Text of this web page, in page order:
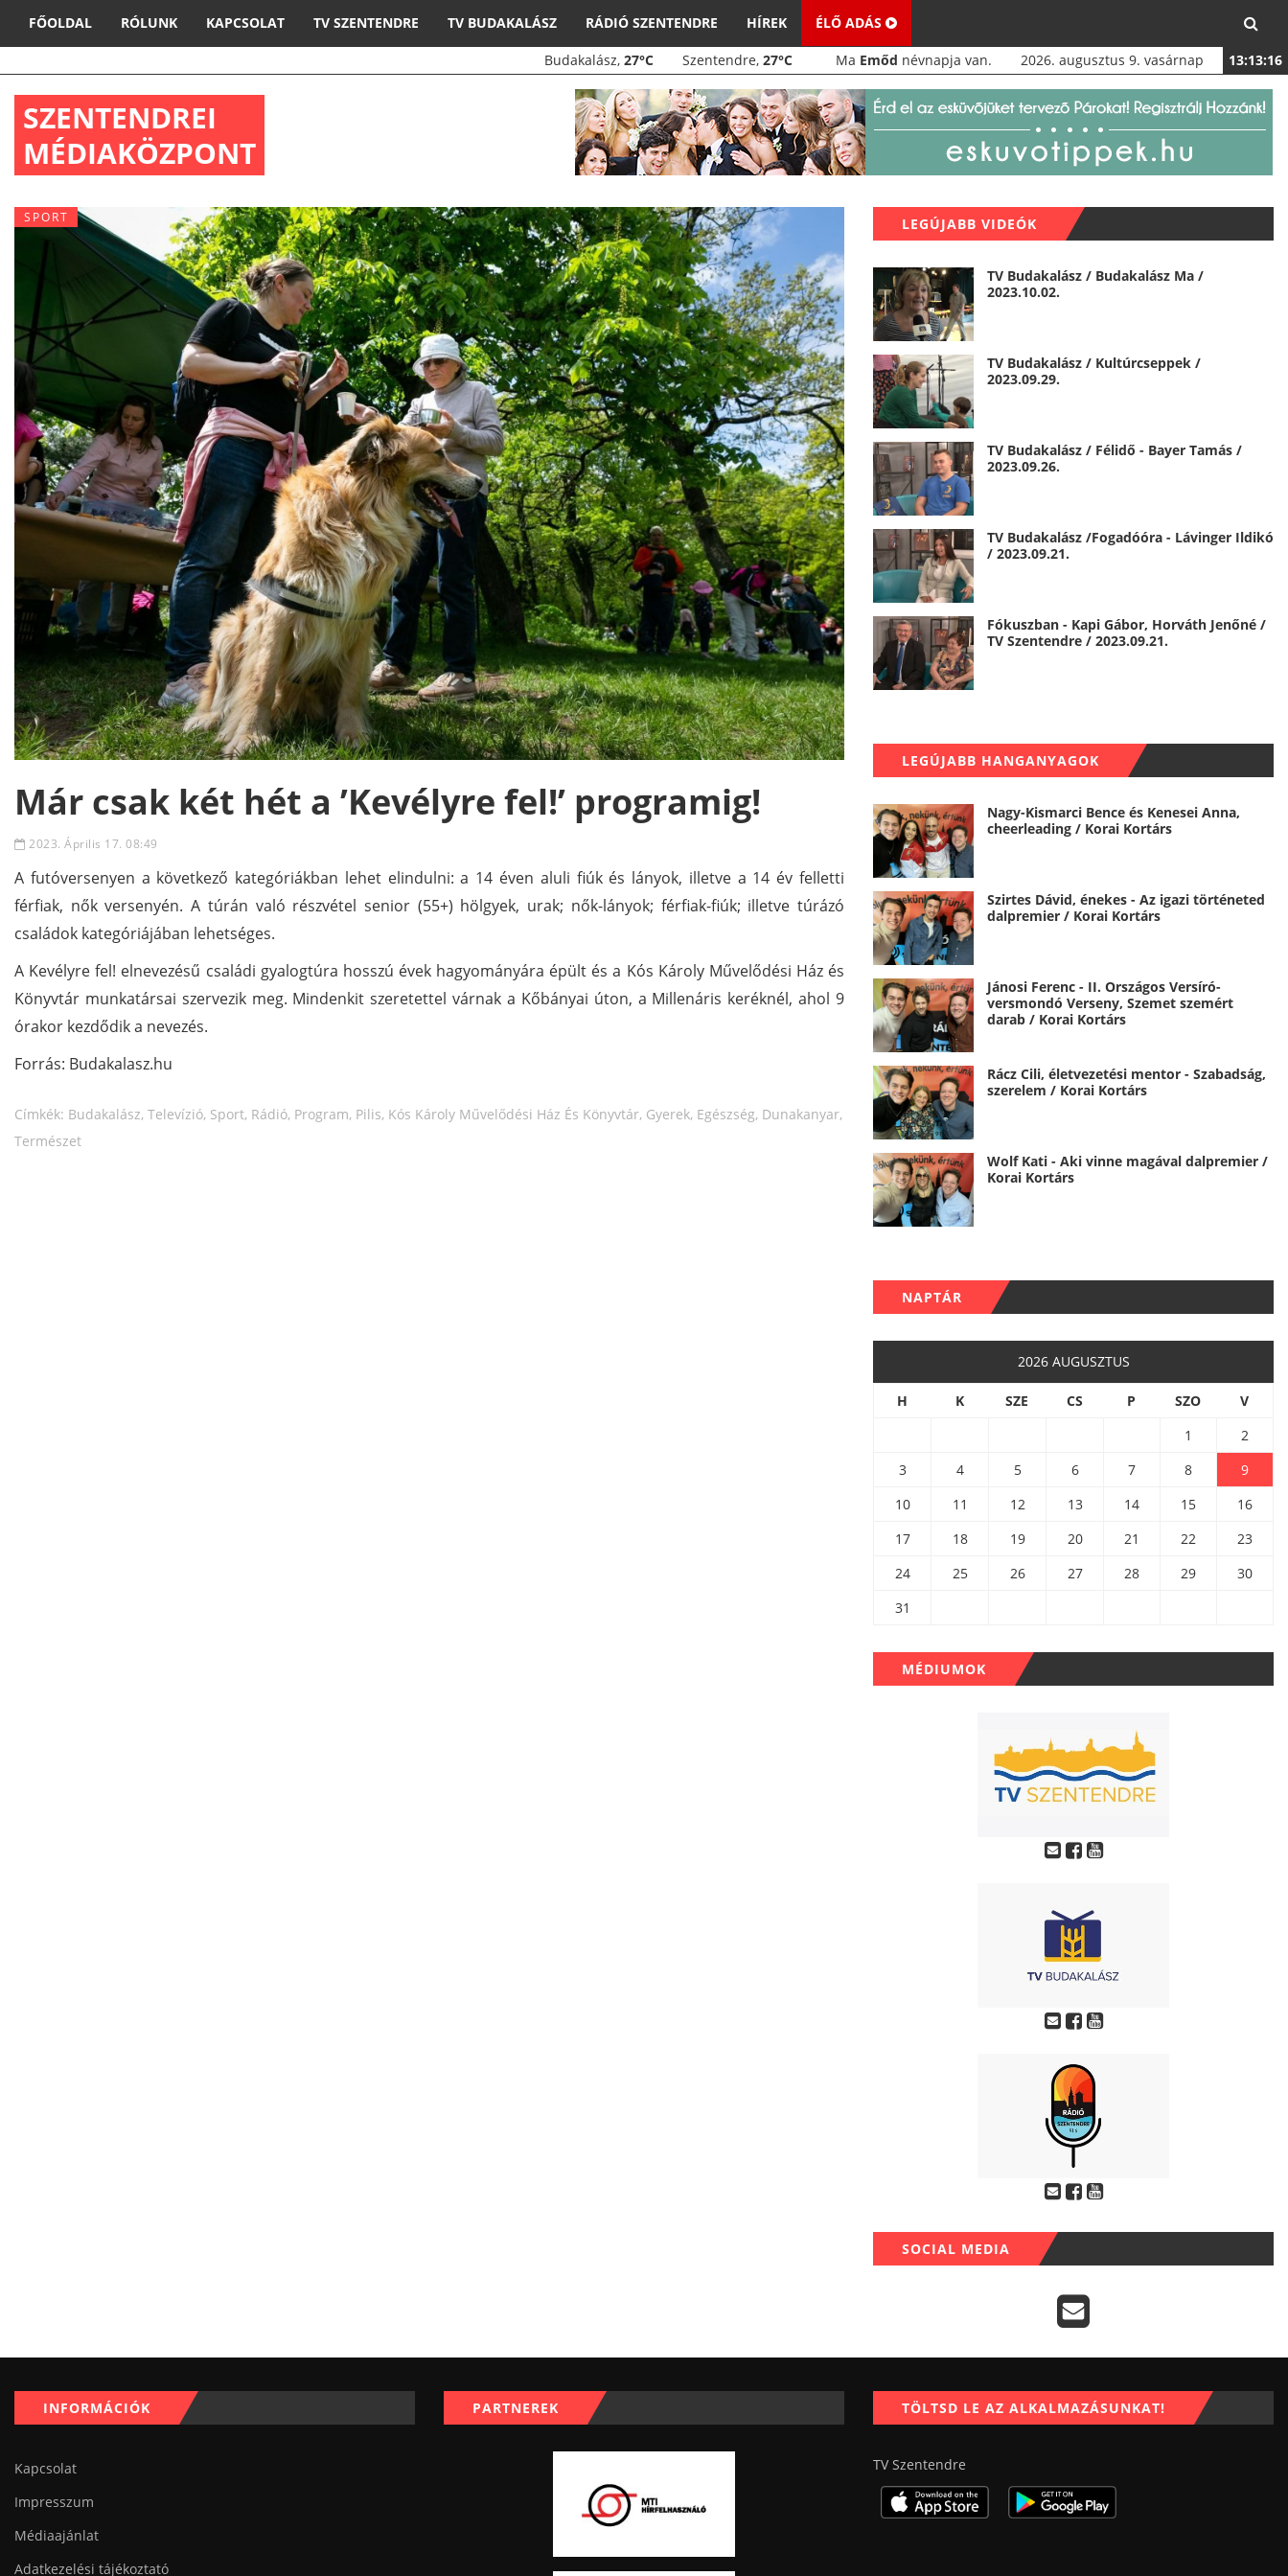
FŐOLDAL RÓLUNK KAPCSOLAT TV SZENTENDRE TV BUDAKALÁSZ RÁDIÓ SZENTENDRE HÍREK ÉLŐ ADÁS
Budakalász, 27°C Szentendre, 27°C Ma Emőd névnapja van. 2026. augusztus 9. vasárnap 13:13:17
SZENTENDREI
MÉDIAKÖZPONT
SPORT
Már csak két hét a ’Kevélyre fel!’ programig!
2023. Április 17. 08:49
A futóversenyen a következő kategóriákban lehet elindulni: a 14 éven aluli fiúk és lányok, illetve a 14 év felletti
férfiak, nők versenyén. A túrán való részvétel senior (55+) hölgyek, urak; nők-lányok; férfiak-fiúk; illetve túrázó
családok kategóriájában lehetséges.
A Kevélyre fel! elnevezésű családi gyalogtúra hosszú évek hagyományára épült és a Kós Károly Művelődési Ház és
Könyvtár munkatársai szervezik meg. Mindenkit szeretettel várnak a Kőbányai úton, a Millenáris keréknél, ahol 9
órakor kezdődik a nevezés.
Forrás: Budakalasz.hu
Címkék: Budakalász, Televízió, Sport, Rádió, Program, Pilis, Kós Károly Művelődési Ház És Könyvtár, Gyerek, Egészség, Dunakanyar,
Természet
LEGÚJABB VIDEÓK
TV Budakalász / Budakalász Ma /
2023.10.02.
TV Budakalász / Kultúrcseppek /
2023.09.29.
TV Budakalász / Félidő - Bayer Tamás /
2023.09.26.
TV Budakalász /Fogadóóra - Lávinger Ildikó
/ 2023.09.21.
Fókuszban - Kapi Gábor, Horváth Jenőné /
TV Szentendre / 2023.09.21.
LEGÚJABB HANGANYAGOK
Nagy-Kismarci Bence és Kenesei Anna,
cheerleading / Korai Kortárs
Szirtes Dávid, énekes - Az igazi történeted
dalpremier / Korai Kortárs
Jánosi Ferenc - II. Országos Versíró-
versmondó Verseny, Szemet szemért
darab / Korai Kortárs
Rácz Cili, életvezetési mentor - Szabadság,
szerelem / Korai Kortárs
Wolf Kati - Aki vinne magával dalpremier /
Korai Kortárs
NAPTÁR
2026 AUGUSZTUS
H K SZE CS P SZO
V
1
2
3
4 5 6 7 8
9
10
11 12 13 14 15
16
17
18 19 20 21 22
23
24
25 26 27 28 29
30
31
MÉDIUMOK
SOCIAL MEDIA
INFORMÁCIÓK
Kapcsolat
Impresszum
Médiaajánlat
Adatkezelési tájékoztató
PARTNEREK TÖLTSD LE AZ ALKALMAZÁSUNKAT!
TV Szentendre